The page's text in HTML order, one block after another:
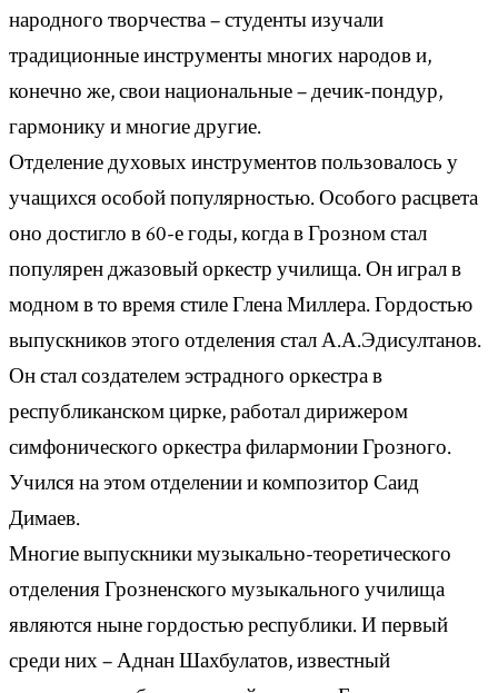
народного творчества – студенты изучали
традиционные инструменты многих народов и,
конечно же, свои национальные – дечик-пондур,
гармонику и многие другие.
Отделение духовых инструментов пользовалось у
учащихся особой популярностью. Особого расцвета
оно достигло в 60-е годы, когда в Грозном стал
популярен джазовый оркестр училища. Он играл в
модном в то время стиле Глена Миллера. Гордостью
выпускников этого отделения стал А.А.Эдисултанов.
Он стал создателем эстрадного оркестра в
республиканском цирке, работал дирижером
симфонического оркестра филармонии Грозного.
Учился на этом отделении и композитор Саид
Димаев.
Многие выпускники музыкально-теоретического
отделения Грозненского музыкального училища
являются ныне гордостью республики. И первый
среди них – Аднан Шахбулатов, известный